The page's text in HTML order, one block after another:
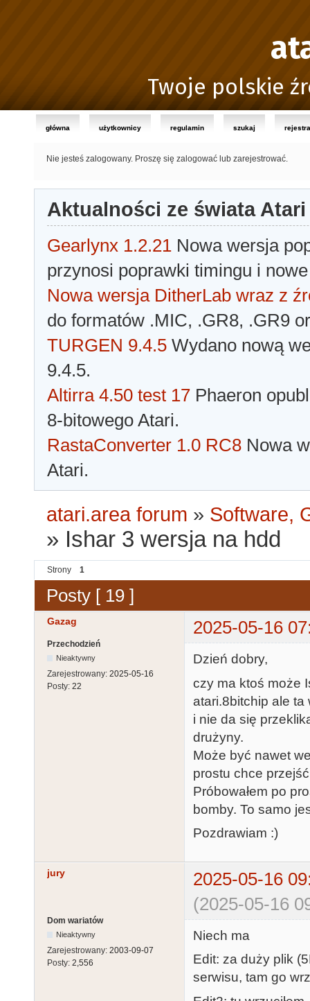
Twoje polskie
główna użytkownicy regulamin szukaj
Nie jesteś zalogowany. Proszę się zalogować lub zarejestrować.
Aktualności ze świata Atari
Gearlynx 1.2.21 Nowa wersja
przynosi poprawki timingu i
Nowa wersja DitherLab wraz z
do formatów .MIC, .GR8, .GR9
TURGEN 9.4.5 Wydano nową
9.4.5.
Altirra 4.50 test 17 Phaeron
8-bitowego Atari.
RastaConverter 1.0 RC8 Nowa
Atari.
atari.area forum » Software,
» Ishar 3 wersja na hdd
Strony 1
Posty [ 19 ]
Gazag 2025-05-16
Przechodzień
Nieaktywny
Zarejestrowany: 2025-05-16
Posty: 22
Dzień dobry,
czy ma ktoś może
atari.8bitchip ale ta
i nie da się
drużyny.
Może być nawet
prostu chce
Próbowałem po
bomby. To samo
Pozdrawiam :)
jury
2025-05-16
(2025-05-16
Dom wariatów
Nieaktywny
Zarejestrowany: 2003-09-07
Posty: 2,556
Niech ma
Edit: za duży plik
serwisu, tam go